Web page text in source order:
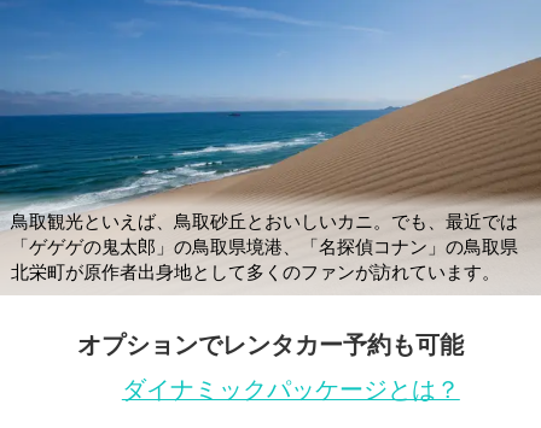
鳥取観光といえば、鳥取砂丘とおいしいカニ。でも、最近では
「ゲゲゲの鬼太郎」の鳥取県境港、「名探偵コナン」の鳥取県
北栄町が原作者出身地として多くのファンが訪れています。
オプションでレンタカー予約も可能
ダイナミックパッケージとは？